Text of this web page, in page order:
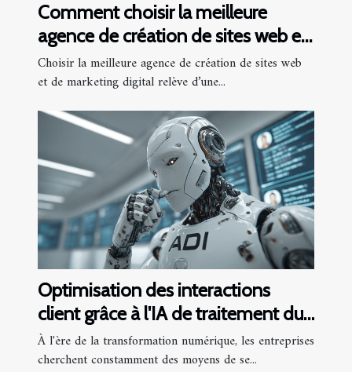
Comment choisir la meilleure
agence de création de sites web et
marketing digital
Choisir la meilleure agence de création de sites web
et de marketing digital relève d’une...
Optimisation des interactions
client grâce à l'IA de traitement du
langage
À l'ère de la transformation numérique, les entreprises
cherchent constamment des moyens de se...